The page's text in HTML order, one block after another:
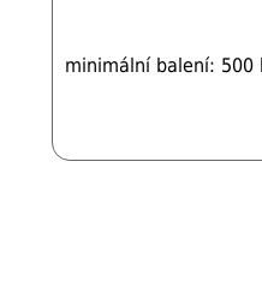
minimální balení: 500